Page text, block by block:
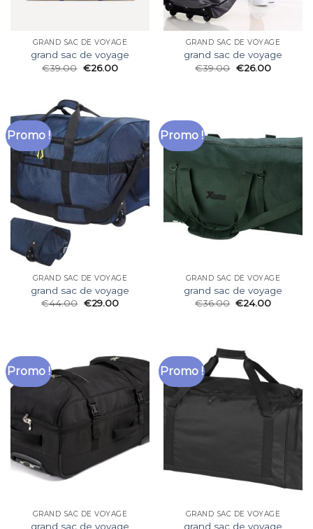
GRAND SAC DE VOYAGE
grand sac de voyage
€39.00 €26.00
GRAND SAC DE VOYAGE
grand sac de voyage
€39.00 €26.00
Promo !
GRAND SAC DE VOYAGE
grand sac de voyage
€44.00 €29.00
Promo !
GRAND SAC DE VOYAGE
grand sac de voyage
€36.00 €24.00
Promo !
GRAND SAC DE VOYAGE
grand sac de voyage
Promo !
GRAND SAC DE VOYAGE
grand sac de voyage